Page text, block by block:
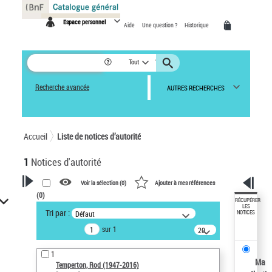
Espace personnel Aide Une question ? Historique
Tout
Recherche avancée AUTRES RECHERCHES
Accueil Liste de notices d’autorité
1 Notices d'autorité
VOTRE RECHERCHE
Recherche avancée dans les
notices d’autorité
Œuvres liées à l'auteur :
Temperton, Rod (1947-2016)
Voir la sélection (0) Ajouter à mes références
(0)
Tri par : Défaut
sur 1
20
résultats/page
1
Temperton, Rod (1947-2016)
RÉCUPÉRER
LES
NOTICES
Ma
Panneau de gestion des cookies